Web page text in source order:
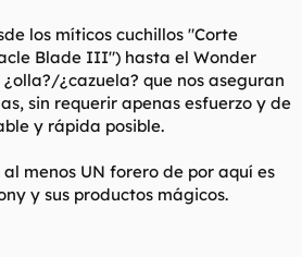
los míticos cuchillos "Corte
Blade III") hasta el Wonder
¿cazuela? que nos aseguran
sin requerir apenas esfuerzo y de
y rápida posible.
menos UN forero de por aquí es
y sus productos mágicos.